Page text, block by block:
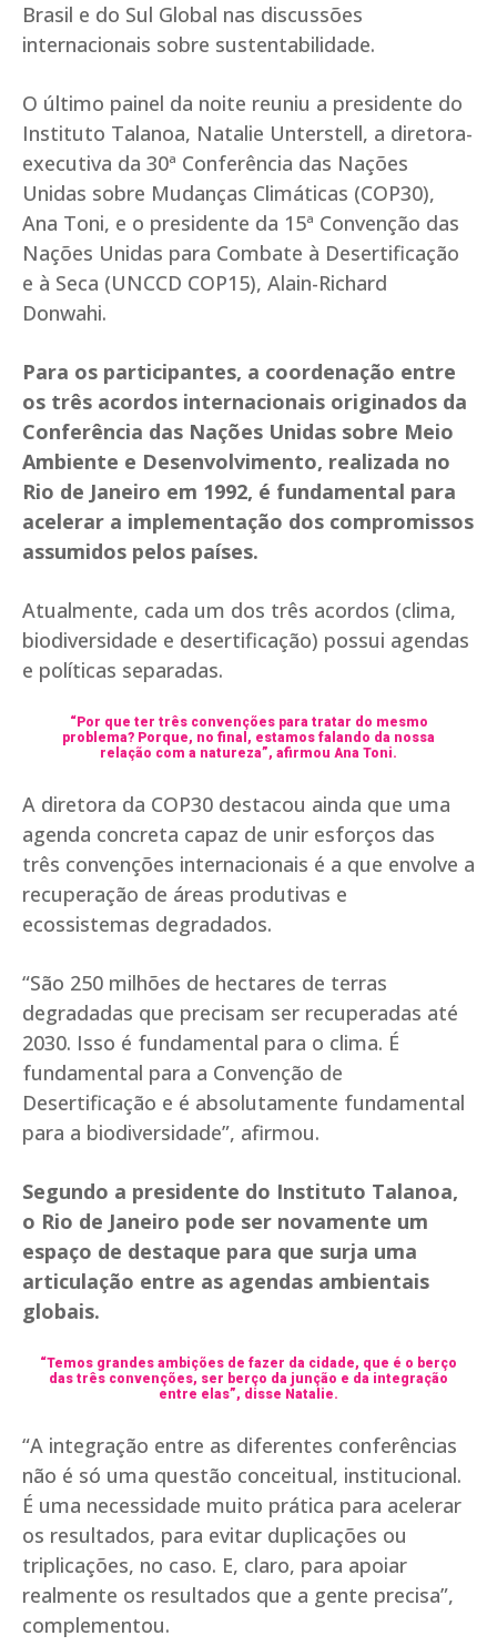
Brasil e do Sul Global nas discussões
internacionais sobre sustentabilidade.
O último painel da noite reuniu a presidente do
Instituto Talanoa, Natalie Unterstell, a diretora-
executiva da 30ª Conferência das Nações
Unidas sobre Mudanças Climáticas (COP30),
Ana Toni, e o presidente da 15ª Convenção das
Nações Unidas para Combate à Desertificação
e à Seca (UNCCD COP15), Alain-Richard
Donwahi.
Para os participantes, a coordenação entre
os três acordos internacionais originados da
Conferência das Nações Unidas sobre Meio
Ambiente e Desenvolvimento, realizada no
Rio de Janeiro em 1992, é fundamental para
acelerar a implementação dos compromissos
assumidos pelos países.
Atualmente, cada um dos três acordos (clima,
biodiversidade e desertificação) possui agendas
e políticas separadas.
“Por que ter três convenções para tratar do mesmo
problema? Porque, no final, estamos falando da nossa
relação com a natureza”, afirmou Ana Toni.
A diretora da COP30 destacou ainda que uma
agenda concreta capaz de unir esforços das
três convenções internacionais é a que envolve a
recuperação de áreas produtivas e
ecossistemas degradados.
“São 250 milhões de hectares de terras
degradadas que precisam ser recuperadas até
2030. Isso é fundamental para o clima. É
fundamental para a Convenção de
Desertificação e é absolutamente fundamental
para a biodiversidade”, afirmou.
Segundo a presidente do Instituto Talanoa,
o Rio de Janeiro pode ser novamente um
espaço de destaque para que surja uma
articulação entre as agendas ambientais
globais.
“Temos grandes ambições de fazer da cidade, que é o berço
das três convenções, ser berço da junção e da integração
entre elas”, disse Natalie.
“A integração entre as diferentes conferências
não é só uma questão conceitual, institucional.
É uma necessidade muito prática para acelerar
os resultados, para evitar duplicações ou
triplicações, no caso. E, claro, para apoiar
realmente os resultados que a gente precisa”,
complementou.